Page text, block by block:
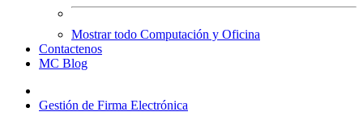
Mostrar todo Computación y Oficina
Contactenos
MC Blog
Gestión de Firma Electrónica